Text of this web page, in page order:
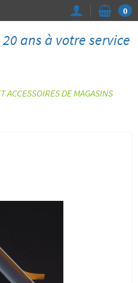
ans à votre service
0
ACCESSOIRES DE MAGASINS